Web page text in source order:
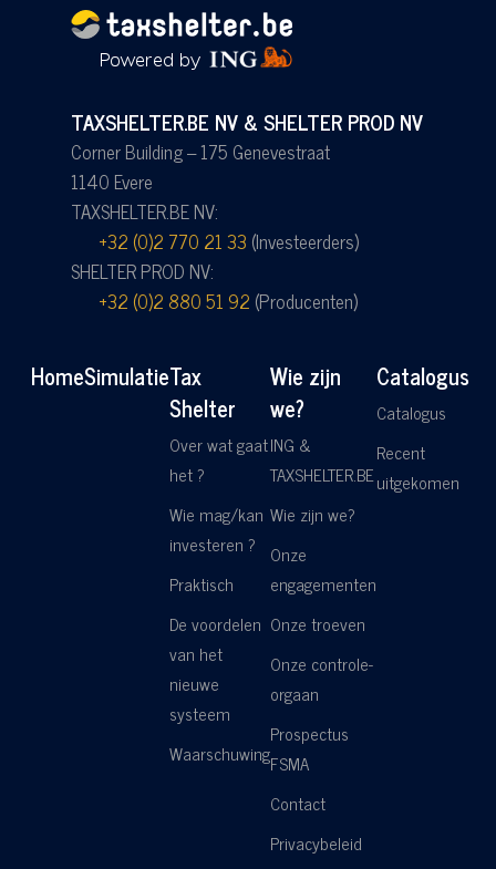
TAXSHELTER.BE NV & SHELTER PROD NV
Corner Building – 175 Genevestraat
1140 Evere
TAXSHELTER.BE NV:
+32 (0)2 770 21 33 (Investeerders)
SHELTER PROD NV:
+32 (0)2 880 51 92 (Producenten)
HomeSimulatieTax
Shelter
Over wat gaat
het ?
Wie mag/kan
investeren ?
Praktisch
De voordelen
van het
nieuwe
systeem
Waarschuwing
Wie zijn
we?
ING &
TAXSHELTER.BE
Wie zijn we?
Onze
engagementen
Onze troeven
Onze controle-
orgaan
Prospectus
FSMA
Contact
Privacybeleid
Catalogus
Catalogus
Recent
uitgekomen